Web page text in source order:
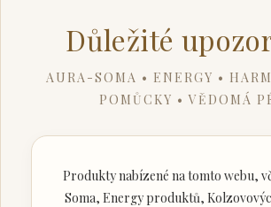
Důležité
AURA-SOMA • ENERGY •
POMŮCKY • VĚDOMÁ
Produkty nabízené na tomto webu,
Soma, Energy produktů,